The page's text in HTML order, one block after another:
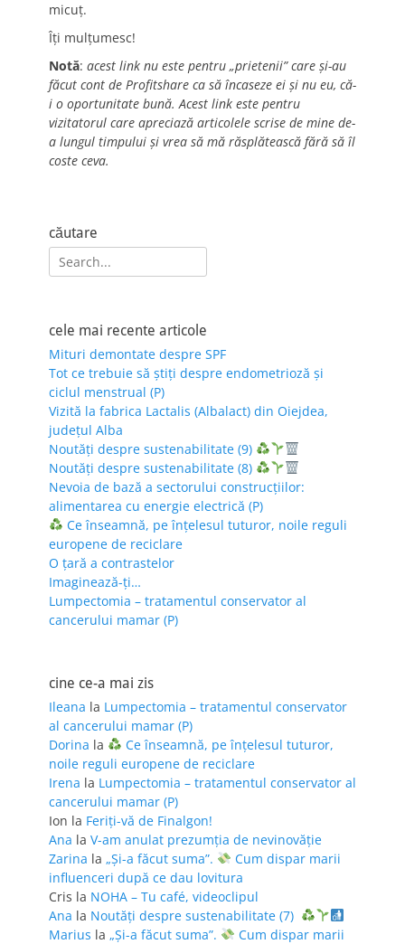
micuț.
Îți mulțumesc!
Notă: acest link nu este pentru „prietenii” care și-au
făcut cont de Profitshare ca să încaseze ei și nu eu, că-
i o oportunitate bună. Acest link este pentru
vizitatorul care apreciază articolele scrise de mine de-
a lungul timpului și vrea să mă răsplătească fără să îl
coste ceva.
căutare
Search
for:
cele mai recente articole
Mituri demontate despre SPF
Tot ce trebuie să știți despre endometrioză și
ciclul menstrual (P)
Vizită la fabrica Lactalis (Albalact) din Oiejdea,
județul Alba
Noutăți despre sustenabilitate (9)
Noutăți despre sustenabilitate (8)
Nevoia de bază a sectorului construcțiilor:
alimentarea cu energie electrică (P)
Ce înseamnă, pe înțelesul tuturor, noile reguli
europene de reciclare
O țară a contrastelor
Imaginează-ți…
Lumpectomia – tratamentul conservator al
cancerului mamar (P)
cine ce-a mai zis
Ileana la Lumpectomia – tratamentul conservator
al cancerului mamar (P)
Dorina la
Ce înseamnă, pe înțelesul tuturor,
noile reguli europene de reciclare
Irena la Lumpectomia – tratamentul conservator al
cancerului mamar (P)
Ion la Feriţi-vă de Finalgon!
Ana la V-am anulat prezumția de nevinovăție
Zarina la „Și-a făcut suma”.
Cum dispar marii
influenceri după ce dau lovitura
Cris la NOHA – Tu café, videoclipul
Ana la Noutăți despre sustenabilitate (7)
Marius la „Și-a făcut suma”.
Cum dispar marii